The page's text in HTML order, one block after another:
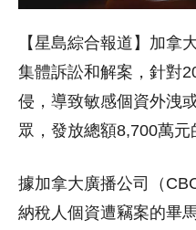
【星島綜合報道】加拿
集體訴訟和解案，針對
侵，導致敏感個資外洩
眾，發放總額8,700萬元
據加拿大廣播公司（
納稅人個資遭竊案的畢